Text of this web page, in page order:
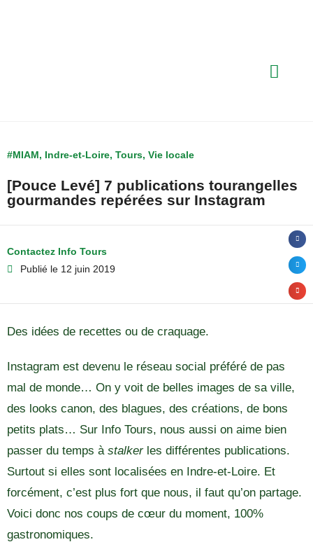
#MIAM, Indre-et-Loire, Tours, Vie locale
[Pouce Levé] 7 publications tourangelles
gourmandes repérées sur Instagram
Contactez Info Tours
Publié le 12 juin 2019
Des idées de recettes ou de craquage.
Instagram est devenu le réseau social préféré de pas
mal de monde… On y voit de belles images de sa ville,
des looks canon, des blagues, des créations, de bons
petits plats… Sur Info Tours, nous aussi on aime bien
passer du temps à stalkerles différentes publications.
Surtout si elles sont localisées en Indre-et-Loire. Et
forcément, c’est plus fort que nous, il faut qu’on partage.
Voici donc nos coups de cœur du moment, 100%
gastronomiques.